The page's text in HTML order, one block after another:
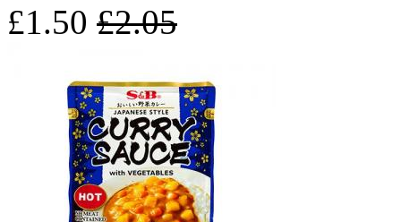
£1.50 £2.05